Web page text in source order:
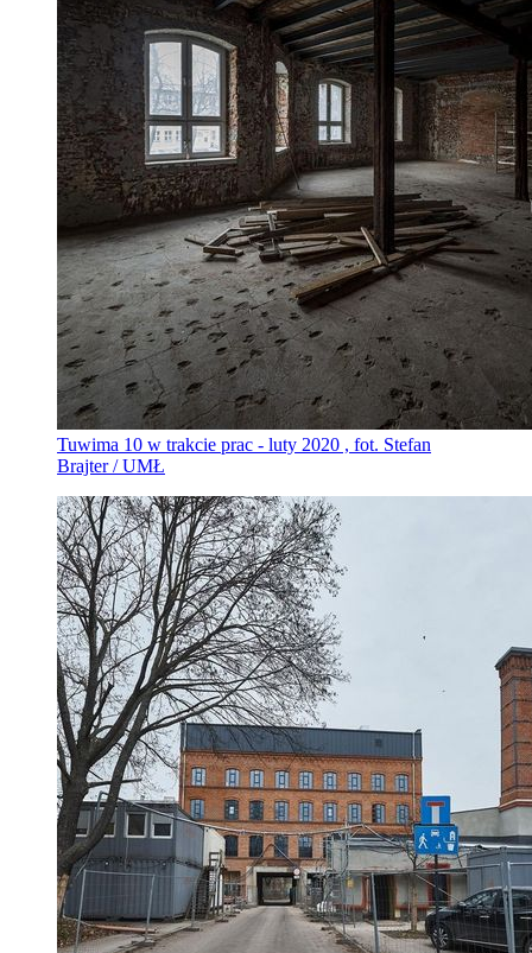
Tuwima 10 w trakcie prac - luty 2020 , fot. Stefan
Brajter / UMŁ